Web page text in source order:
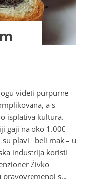
videti purpurne
a s
isplativa kultura.
gaji na oko 1.000
plavi i beli mak – u
industrija koristi
Živko
pravovremenoj s...